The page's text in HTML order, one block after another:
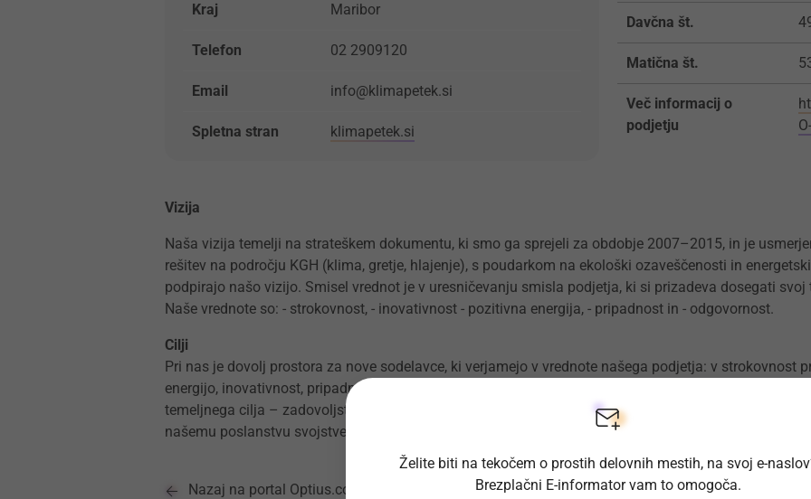
Kraj Maribor
Telefon 02 2909120
Email info@klimapetek.si
Spletna stran klimapetek.si
Davčna št.
Matična št.
Več informacij o
podjetju
Vizija
Naša vizija temelji na strateškem dokumentu, ki smo ga sprejeli za obdobje 2007–2015, in je
rešitev na področju KGH (klima, gretje, hlajenje), s poudarkom na ekološki ozaveščenosti in
podpirajo našo vizijo. Smisel vrednot je v uresničevanju smisla podjetja, ki si prizadeva dosegati
Naše vrednote so: - strokovnost, - inovativnost - pozitivna energija, - pripadnost in - odgovornost.
Cilji
Pri nas je dovolj prostora za nove sodelavce, ki verjamejo v vrednote našega podjetja: v strokovnost
energijo, inovativnost, pripadnost podjetju in naročnikom ter odgovornost in zanesljivost. Te
temeljnega cilja – zadovoljstva strank. Naša pot je usmerjena v razvoj celovitih energetskih rešitev.
našemu poslanstvu svojstven pečat.
Nazaj na portal Optius.com
Želite biti na tekočem o prostih delovnih mestih, na svoj e-
Brezplačni E-informator vam to omogoča.